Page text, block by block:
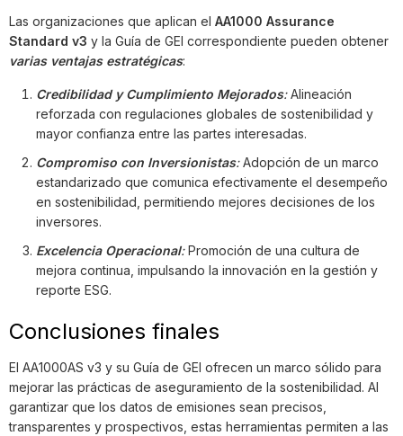
Las organizaciones que aplican el AA1000 Assurance
Standard v3 y la Guía de GEI correspondiente pueden obtener
varias ventajas estratégicas:
Credibilidad y Cumplimiento Mejorados:Alineación
reforzada con regulaciones globales de sostenibilidad y
mayor confianza entre las partes interesadas.
Compromiso con Inversionistas:Adopción de un marco
estandarizado que comunica efectivamente el desempeño
en sostenibilidad, permitiendo mejores decisiones de los
inversores.
Excelencia Operacional:Promoción de una cultura de
mejora continua, impulsando la innovación en la gestión y
reporte ESG.
Conclusiones finales
El AA1000AS v3 y su Guía de GEI ofrecen un marco sólido para
mejorar las prácticas de aseguramiento de la sostenibilidad. Al
garantizar que los datos de emisiones sean precisos,
transparentes y prospectivos, estas herramientas permiten a las